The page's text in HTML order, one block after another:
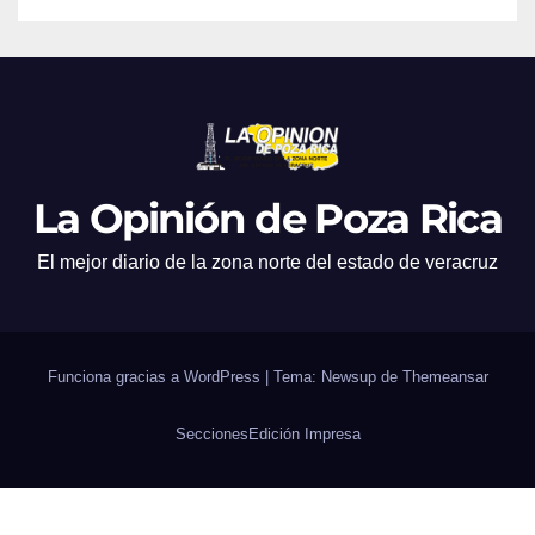
La Opinión de Poza Rica
El mejor diario de la zona norte del estado de veracruz
Funciona gracias a WordPress | Tema: Newsup de Themeansar
Secciones Edición Impresa